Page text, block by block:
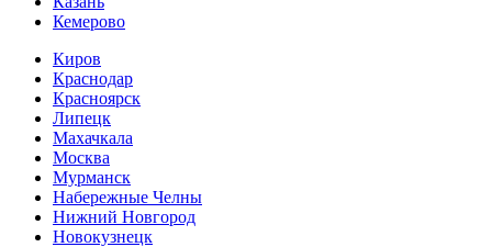
Кемерово
Киров
Краснодар
Красноярск
Липецк
Махачкала
Москва
Мурманск
Набережные Челны
Нижний Новгород
Новокузнецк